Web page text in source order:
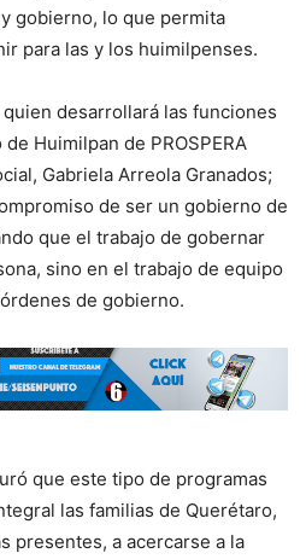
gobierno, lo que permita
para las y los huimilpenses.
desarrollará las funciones
Huimilpan de PROSPERA
Gabriela Arreola Granados;
de ser un gobierno de
que el trabajo de gobernar
sino en el trabajo de equipo
de gobierno.
que este tipo de programas
las familias de Querétaro,
presentes, a acercarse a la